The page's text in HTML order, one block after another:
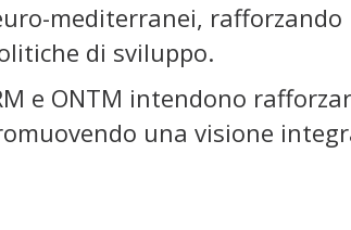
mediterranei,
di sviluppo.
e ONTM intendono
una visione